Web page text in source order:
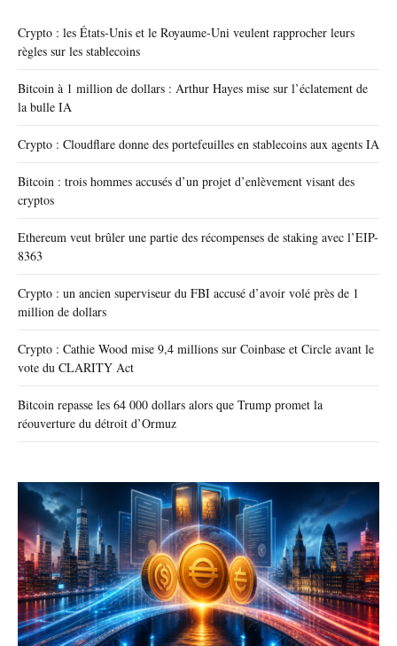
Crypto : les États-Unis et le Royaume-Uni veulent rapprocher leurs
règles sur les stablecoins
Bitcoin à 1 million de dollars : Arthur Hayes mise sur l’éclatement de
la bulle IA
Crypto : Cloudflare donne des portefeuilles en stablecoins aux agents IA
Bitcoin : trois hommes accusés d’un projet d’enlèvement visant des
cryptos
Ethereum veut brûler une partie des récompenses de staking avec l’EIP-
8363
Crypto : un ancien superviseur du FBI accusé d’avoir volé près de 1
million de dollars
Crypto : Cathie Wood mise 9,4 millions sur Coinbase et Circle avant le
vote du CLARITY Act
Bitcoin repasse les 64 000 dollars alors que Trump promet la
réouverture du détroit d’Ormuz